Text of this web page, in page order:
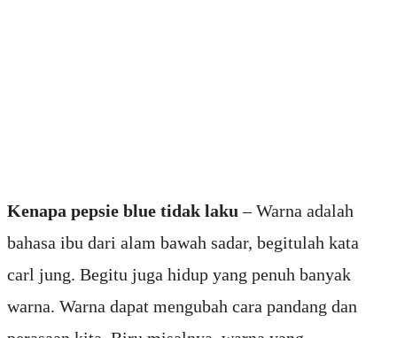
Kenapa pepsie blue tidak laku – Warna adalah
bahasa ibu dari alam bawah sadar, begitulah kata
carl jung. Begitu juga hidup yang penuh banyak
warna. Warna dapat mengubah cara pandang dan